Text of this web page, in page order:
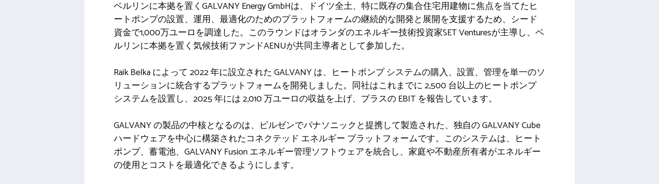
ベルリンに本拠を置くGALVANY Energy GmbHは、ドイツ全土、特に既存の集合住宅用建物に焦点を当てたヒ
ートポンプの設置、運用、最適化のためのプラットフォームの継続的な開発と展開を支援するため、シード
資金で1,000万ユーロを調達した。このラウンドはオランダのエネルギー技術投資家SET Venturesが主導し、ベ
ルリンに本拠を置く気候技術ファンドAENUが共同主導者として参加した。
Raik Belka によって 2022 年に設立された GALVANY は、ヒートポンプ システムの購入、設置、管理を単一のソ
リューションに統合するプラットフォームを開発しました。同社はこれまでに 2,500 台以上のヒートポンプ
システムを設置し、2025 年には 2,010 万ユーロの収益を上げ、プラスの EBIT を報告しています。
GALVANY の製品の中核となるのは、ピルゼンでパナソニックと提携して製造された、独自の GALVANY Cube
ハードウェアを中心に構築されたコネクテッド エネルギー プラットフォームです。このシステムは、ヒート
ポンプ、蓄電池、GALVANY Fusion エネルギー管理ソフトウェアを統合し、家庭や不動産所有者がエネルギー
の使用とコストを最適化できるようにします。